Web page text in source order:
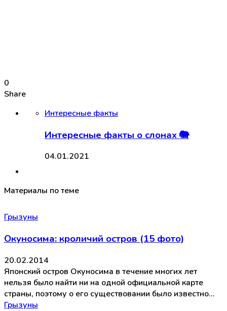
0
Share
Интересные факты
Интересные факты о слонах 🐘
04.01.2021
Материалы по теме
Грызуны
Окуносима: кроличий остров (15 фото)
20.02.2014
Японский остров Окуносима в течение многих лет
нельзя было найти ни на одной официальной карте
страны, поэтому о его существовании было известно…
Грызуны